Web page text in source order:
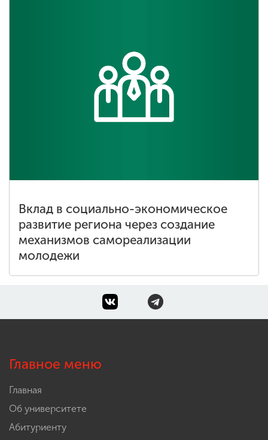
Вклад в социально-экономическое
развитие региона через создание
механизмов самореализации
молодежи
Главное меню
Главная
Об университете
Абитуриенту